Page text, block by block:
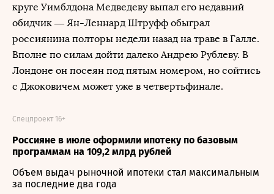
круге Уимблдона Медведеву выпал его недавний
обидчик — Ян-Леннард Штруфф обыграл
россиянина полторы недели назад на траве в Галле.
Вполне по силам дойти далеко Андрею Рублеву. В
Лондоне он посеян под пятым номером, но сойтись
с Джоковичем может уже в четвертьфинале.
Россияне в июле оформили ипотеку по базовым
программам на 109,2 млрд рублей
Спецпроект 16+
Объем выдач рыночной ипотеки стал максимальным
за последние два года